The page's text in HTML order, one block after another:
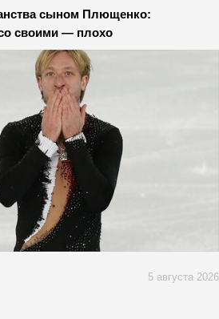
сыном Плющенко:
своими — плохо
5 августа 2026